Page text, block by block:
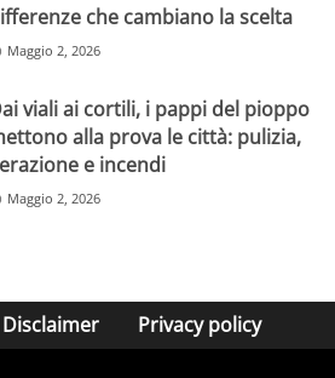
che cambiano la scelta
Maggio 2, 2026
viali ai cortili, i pappi del pioppo
alla prova le città: pulizia,
e incendi
Maggio 2, 2026
Disclaimer Privacy policy